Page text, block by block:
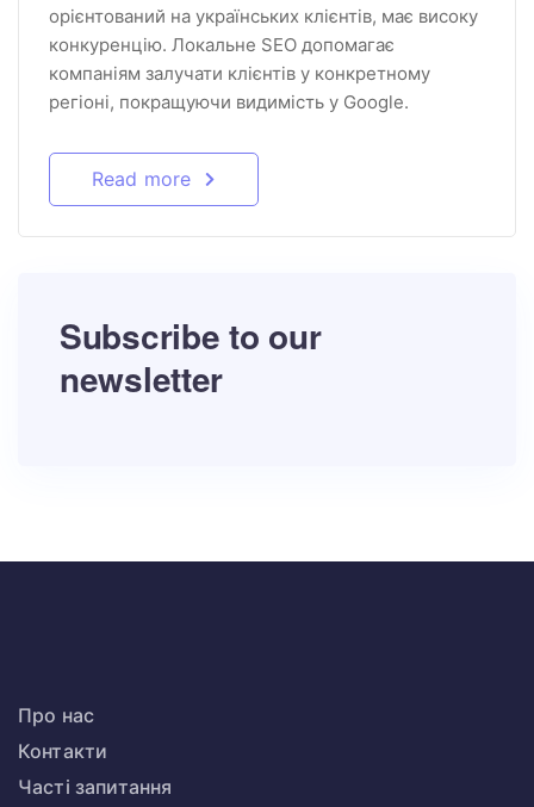
орієнтований на українських клієнтів, має високу
конкуренцію. Локальне SEO допомагає
компаніям залучати клієнтів у конкретному
регіоні, покращуючи видимість у Google.
Read more
Subscribe to our
newsletter
Про нас
Контакти
Часті запитання